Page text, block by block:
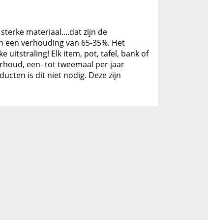
materiaal....dat zijn de
verhouding van 65-35%. Het
uitstraling! Elk item, pot, tafel, bank of
een- tot tweemaal per jaar
is dit niet nodig. Deze zijn